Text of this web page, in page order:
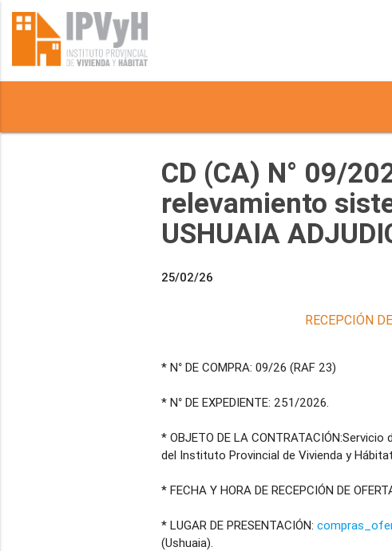
CD (CA) N° 09/
relevamiento
USHUAIA
25/02/26
RECEPCIÓN
* N° DE COMPRA: 09/26 (RAF 23)
* N° DE EXPEDIENTE: 251/2026.
* OBJETO DE LA
del Instituto Provincial de Vivienda y
* FECHA Y HORA DE RECEPCIÓN DE
* LUGAR DE PRESENTACIÓN:
(Ushuaia).